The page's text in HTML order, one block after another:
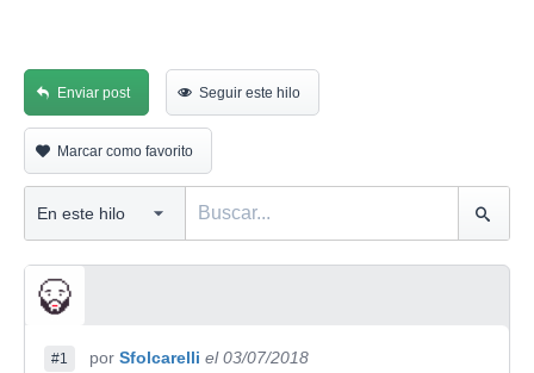
Enviar post Seguir este hilo
Marcar como favorito
#1 por Sfolcarelli el 03/07/2018